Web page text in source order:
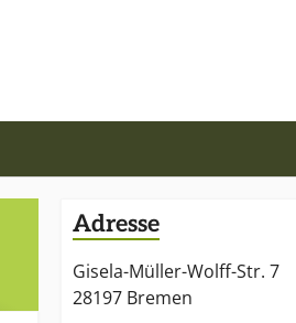
Adresse
Gisela-Müller-Wolff-Str. 7
28197 Bremen